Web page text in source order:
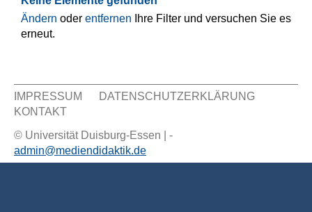
Ändern oder entfernen Ihre Filter und versuchen Sie es
erneut.
Sekundär Menü
IMPRESSUM
DATENSCHUTZERKLÄRUNG
KONTAKT
© Universität Duisburg-Essen | -
admin@mediendidaktik.de